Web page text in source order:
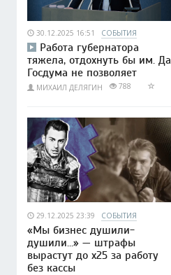
30.12.2025 16:51 СОБЫТИЯ
Работа губернатора
тяжела, отдохнуть бы им. Да
Госдума не позволяет
МИХАИЛ ДЕЛЯГИН 788
29.12.2025 23:39 СОБЫТИЯ
«Мы бизнес душили-
душили…» — штрафы
вырастут до x25 за работу
без кассы